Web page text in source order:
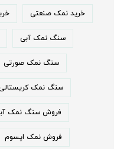
خرید نمک صنعتی
سنگ نمک آبی
سنگ نمک صورتی
سنگ نمک
فروش سنگ نمک
فروش نمک اپسوم